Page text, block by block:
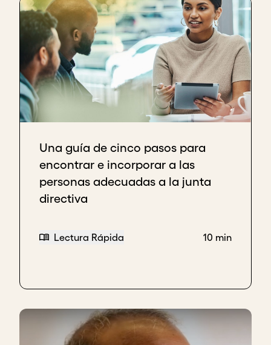
Una guía de cinco pasos para
encontrar e incorporar a las
personas adecuadas a la junta
directiva
Lectura Rápida 10 min